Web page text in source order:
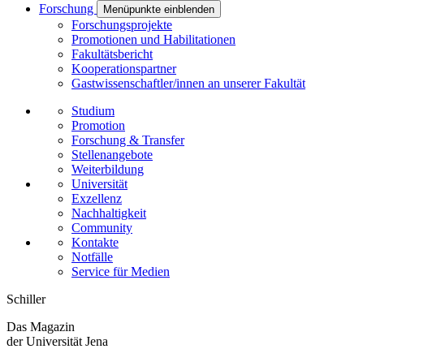
Forschung
Menüpunkte einblenden
Forschungsprojekte
Promotionen und Habilitationen
Fakultätsbericht
Kooperationspartner
Gastwissenschaftler/innen an unserer Fakultät
Studium
Promotion
Forschung & Transfer
Stellenangebote
Weiterbildung
Universität
Exzellenz
Nachhaltigkeit
Community
Kontakte
Notfälle
Service für Medien
Schiller
Das Magazin
der Universität Jena